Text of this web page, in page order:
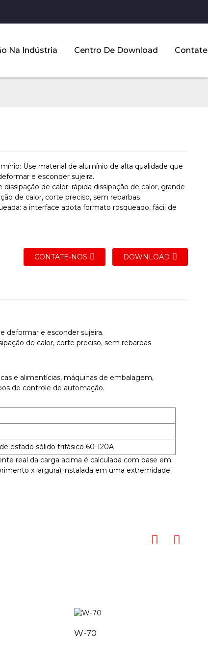
Na Indústria Centro De Download
Use material de alumínio de alta qualidade que
e esconder sujeira.
dissipação de calor: rápida dissipação de calor, grande
de calor, corte preciso, sem rebarbas
a interface adota formato rosqueado, fácil de
CONTATE-NOS DOWNLOAD
deformar e esconder sujeira.
de calor, corte preciso, sem rebarbas
e alimentícias, máquinas de embalagem,
de controle de automação.
estado sólido trifásico 60-120A
real da carga acima é calculada com base em
x largura) instalada em uma extremidade
W-70